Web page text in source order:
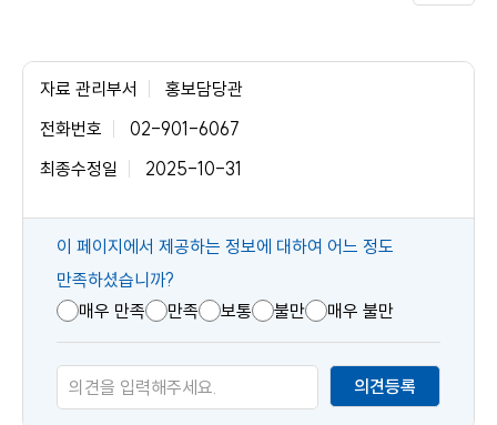
자료 관리부서
홍보담당관
전화번호
02-901-6067
최종수정일
2025-10-31
콘
텐
츠
만
족
도
이 페이지에서 제공하는 정보에 대하여 어느 정도
만족하셨습니까?
매우 만족
만족 보통 불만 매우 불만
의견등록